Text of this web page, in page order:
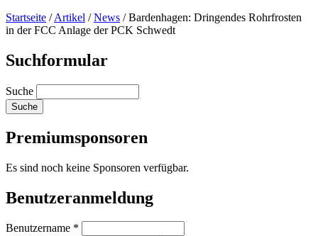
Startseite /Artikel /News /Bardenhagen: Dringendes Rohrfrosten
in der FCC Anlage der PCK Schwedt
Suchformular
Suche
Premiumsponsoren
Es sind noch keine Sponsoren verfügbar.
Benutzeranmeldung
Benutzername *